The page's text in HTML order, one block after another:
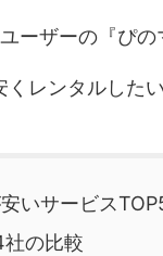
ーザーの『ぴの
くレンタルした
いサービス
の比較